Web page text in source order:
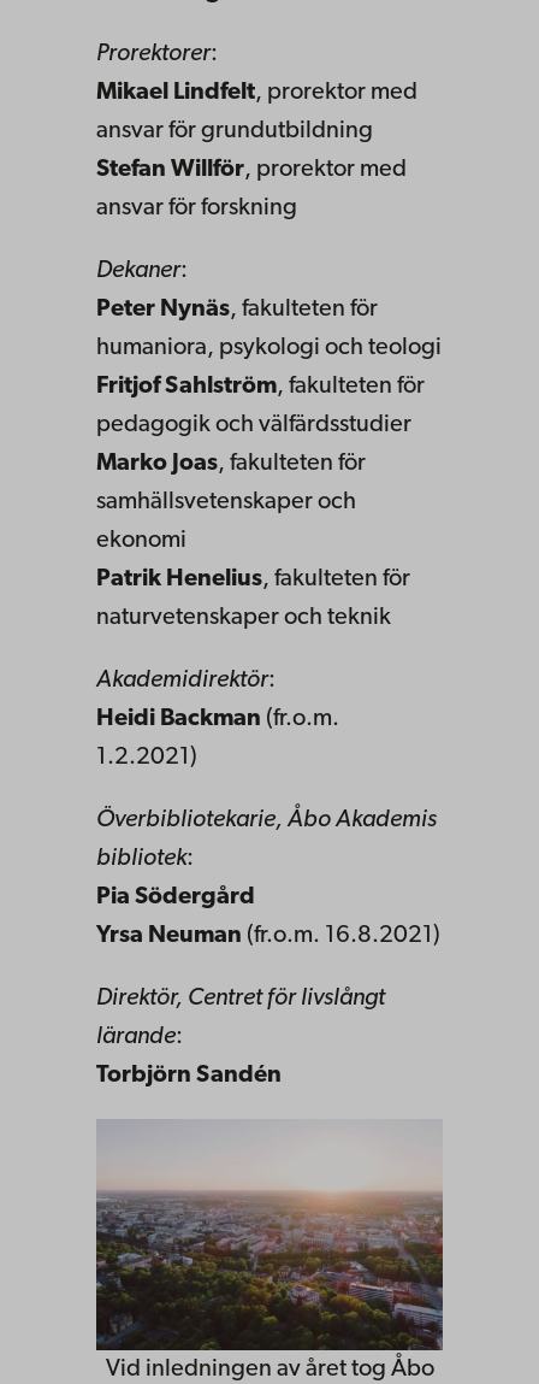
Prorektorer:
Mikael Lindfelt, prorektor med
ansvar för grundutbildning
Stefan Willför, prorektor med
ansvar för forskning
Dekaner:
Peter Nynäs, fakulteten för
humaniora, psykologi och teologi
Fritjof Sahlström, fakulteten för
pedagogik och välfärdsstudier
Marko Joas, fakulteten för
samhällsvetenskaper och
ekonomi
Patrik Henelius, fakulteten för
naturvetenskaper och teknik
Akademidirektör:
Heidi Backman (fr.o.m.
1.2.2021)
Överbibliotekarie, Åbo Akademis
bibliotek:
Pia Södergård
Yrsa Neuman (fr.o.m. 16.8.2021)
Direktör, Centret för livslångt
lärande:
Torbjörn Sandén
Vid inledningen av året tog Åbo